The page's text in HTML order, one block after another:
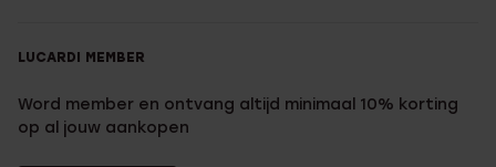
LUCARDI MEMBER
Word member en ontvang altijd minimaal 10% korting
op al jouw aankopen